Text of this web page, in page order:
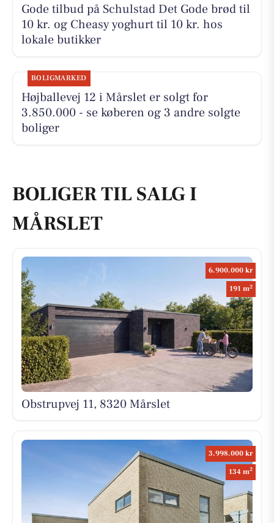
Gode tilbud på Schulstad Det Gode brød til
10 kr. og Cheasy yoghurt til 10 kr. hos
lokale butikker
BOLIGMARKED
Højballevej 12 i Mårslet er solgt for
3.850.000 - se køberen og 3 andre solgte
boliger
BOLIGER TIL SALG I
MÅRSLET
6.900.000 kr
191 m2
Obstrupvej 11, 8320 Mårslet
3.998.000 kr
134 m2